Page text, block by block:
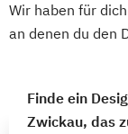
Wir haben für
an denen du den
Finde ein
Zwickau, das